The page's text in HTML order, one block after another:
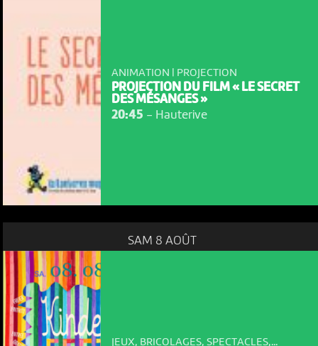
NOUS UTILISONS DES COOKIES
En poursuivant votre navigation sur le culturoscoPe site vous
consentez à l’utilisation de cookies. Les cookies nous
ANIMATION | PROJECTION
PROJECTION DU FILM « LE SECRET
DES MÉSANGES »
20:45 - Hauterive
SAM 8 AOÛT
JEUX, BRICOLAGES, SPECTACLES,...